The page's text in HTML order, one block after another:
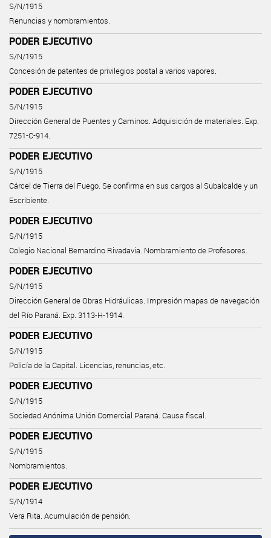
S/N/1915
Renuncias y nombramientos.
PODER EJECUTIVO
S/N/1915
Concesión de patentes de privilegios postal a varios vapores.
PODER EJECUTIVO
S/N/1915
Dirección General de Puentes y Caminos. Adquisición de materiales. Exp.
7251-C-914.
PODER EJECUTIVO
S/N/1915
Cárcel de Tierra del Fuego. Se confirma en sus cargos al Subalcalde y un
Escribiente.
PODER EJECUTIVO
S/N/1915
Colegio Nacional Bernardino Rivadavia. Nombramiento de Profesores.
PODER EJECUTIVO
S/N/1915
Dirección General de Obras Hidráulicas. Impresión mapas de navegación
del Río Paraná. Exp. 3113-H-1914.
PODER EJECUTIVO
S/N/1915
Policía de la Capital. Licencias, renuncias, etc.
PODER EJECUTIVO
S/N/1915
Sociedad Anónima Unión Comercial Paraná. Causa fiscal.
PODER EJECUTIVO
S/N/1915
Nombramientos.
PODER EJECUTIVO
S/N/1914
Vera Rita. Acumulación de pensión.